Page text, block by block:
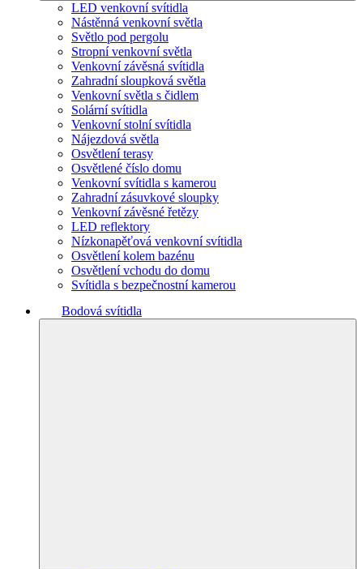
LED venkovní svítidla
Nástěnná venkovní světla
Světlo pod pergolu
Stropní venkovní světla
Venkovní závěsná svítidla
Zahradní sloupková světla
Venkovní světla s čidlem
Solární svítidla
Venkovní stolní svítidla
Nájezdová světla
Osvětlení terasy
Osvětlené číslo domu
Venkovní svítidla s kamerou
Zahradní zásuvkové sloupky
Venkovní závěsné řetězy
LED reflektory
Nízkonapěťová venkovní svítidla
Osvětlení kolem bazénu
Osvětlení vchodu do domu
Svítidla s bezpečnostní kamerou
Bodová svítidla